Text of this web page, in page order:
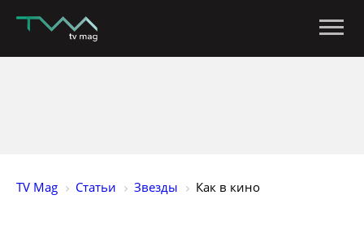
TV Mag Статьи Звезды Как в кино